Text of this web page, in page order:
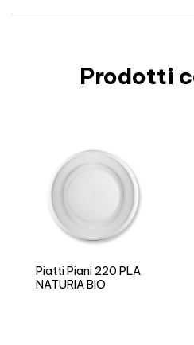
Prodotti
Piatti Piani 220 PLA
NATURIA BIO